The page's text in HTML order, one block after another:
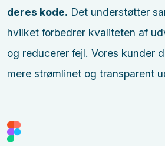
deres kode. Det understøtter
hvilket forbedrer kvaliteten af
og reducerer fejl. Vores kunder
mere strømlinet og transparent